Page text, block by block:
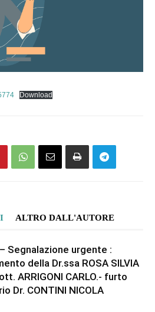
Download
ALTRO DALL'AUTORE
Segnalazione urgente :
della Dr.ssa ROSA SILVIA
ARRIGONI CARLO.- furto
Dr. CONTINI NICOLA